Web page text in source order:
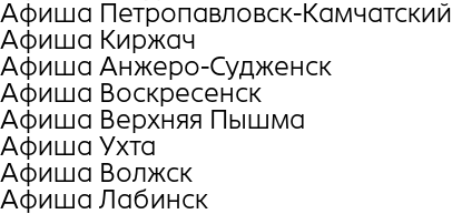
Афиша Петропавловск-Камчатский
Афиша Киржач
Афиша Анжеро-Судженск
Афиша Воскресенск
Афиша Верхняя Пышма
Афиша Ухта
Афиша Волжск
Афиша Лабинск